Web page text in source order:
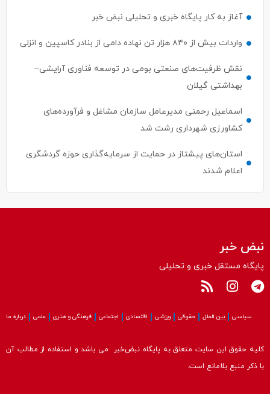
واردات بیش از ۸۴۰ هزار تن نهاده دامی از بنادر كاسپین و انزلی
نقش ظرفیت‌های صنعتی بومی در توسعه فناوری آرایشی–
بهداشتی گیلان
اسماعیل رحمتی مدیرعامل سازمان مشاغل و فرآورده‌های
استان‌های پیشتاز در حمایت از سرمایه‌گذاری حوزه گردشگری
پایگاه مستقل خبری و تحلیلی
سیاسی بین الملل